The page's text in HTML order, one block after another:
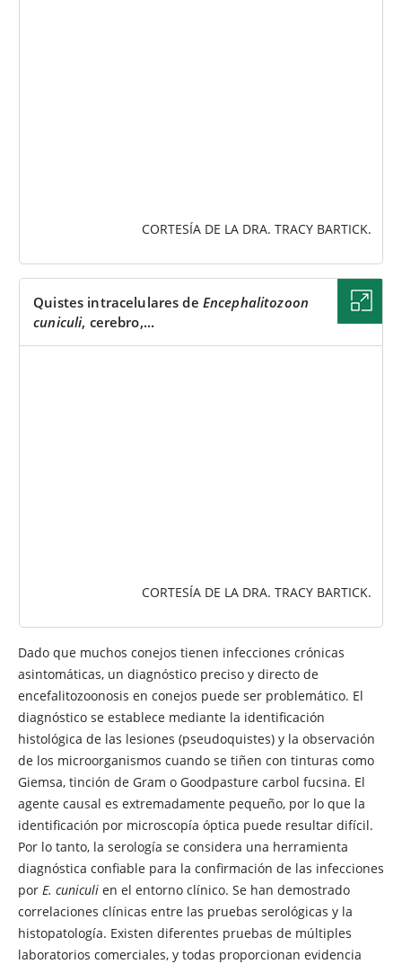
CORTESÍA DE LA DRA. TRACY BARTICK.
Quistes intracelulares de Encephalitozoon
cuniculi, cerebro,...
CORTESÍA DE LA DRA. TRACY BARTICK.
Dado que muchos conejos tienen infecciones crónicas
asintomáticas, un diagnóstico preciso y directo de
encefalitozoonosis en conejos puede ser problemático. El
diagnóstico se establece mediante la identificación
histológica de las lesiones (pseudoquistes) y la observación
de los microorganismos cuando se tiñen con tinturas como
Giemsa, tinción de Gram o Goodpasture carbol fucsina. El
agente causal es extremadamente pequeño, por lo que la
identificación por microscopía óptica puede resultar difícil.
Por lo tanto, la serología se considera una herramienta
diagnóstica confiable para la confirmación de las infecciones
por E. cuniculi en el entorno clínico. Se han demostrado
correlaciones clínicas entre las pruebas serológicas y la
histopatología. Existen diferentes pruebas de múltiples
laboratorios comerciales, y todas proporcionan evidencia